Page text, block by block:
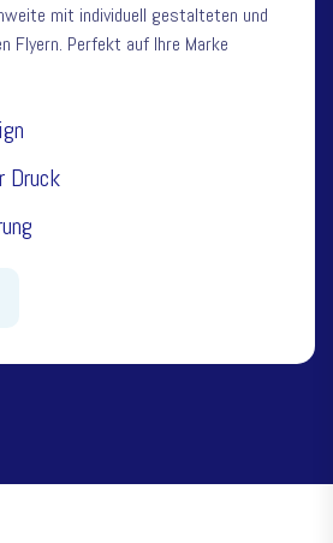
mit individuell gestalteten und
Flyern. Perfekt auf Ihre Marke
Druck